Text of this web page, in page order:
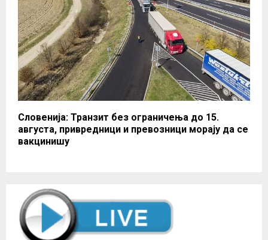
Словенија: Транзит без ограничења до 15.
августа, привредници и превозници морају да се
вакцинишу